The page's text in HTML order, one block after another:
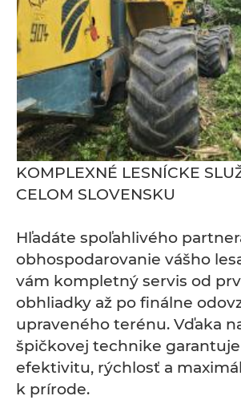
KOMPLEXNÉ LESNÍCKE
CELOM SLOVENSKU
Hľadáte spoľahlivého
obhospodarovanie vášho
vám kompletný servis od
obhliadky až po finálne
upraveného terénu. Vďaka
špičkovej technike
efektivitu, rýchlosť a
k prírode.